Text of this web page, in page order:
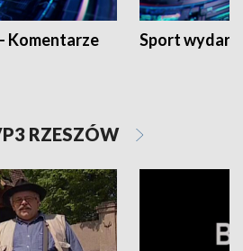
Komentarze Sport
RZESZÓW